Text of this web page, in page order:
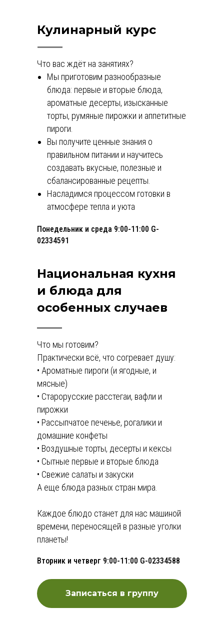
Национальная кухня
и блюда для
особенных случаев
Что мы готовим?
Практически всё, что согревает душу:
• Ароматные пироги (и ягодные, и
мясные)
• Старорусские расстегаи, вафли и
пирожки
• Рассыпчатое печенье, рогалики и
домашние конфеты
• Воздушные торты, десерты и кексы
• Сытные первые и вторые блюда
• Свежие салаты и закуски
А еще блюда разных стран мира.
Каждое блюдо станет для нас машиной
времени, переносящей в разные уголки
планеты!
Вторник и четверг 9:00-11:00 G-02334588
Кулинарный курс
Что вас ждёт на занятиях?
Мы приготовим разнообразные
блюда: первые и вторые блюда,
ароматные десерты, изысканные
торты, румяные пирожки и аппетитные
пироги.
Вы получите ценные знания о
правильном питании и научитесь
создавать вкусные, полезные и
сбалансированные рецепты.
Насладимся процессом готовки в
атмосфере тепла и уюта
Понедельник и среда 9:00-11:00 G-
02334591
Записаться в группу